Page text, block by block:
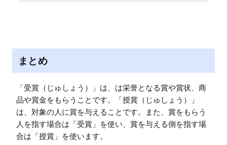
まとめ
「受賞（じゅしょう）」は、は栄誉となる賞や賞状、商
品や賞金をもらうことです。「授賞（じゅしょう）」
は、対象の人に賞を与えることです。また、賞をもらう
人を指す場合は「受賞」を使い、賞を与える側を指す場
合は「授賞」を使います。